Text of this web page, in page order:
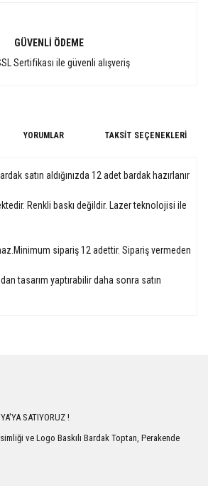
GÜVENLİ ÖDEME
Sertifikası ile güvenli alışveriş
YORUMLAR TAKSIT SEÇENEKLERI
satın aldığınızda 12 adet bardak hazırlanır
Renkli baskı değildir. Lazer teknolojisi ile
sipariş 12 adettir. Sipariş vermeden
tasarım yaptırabilir daha sonra satın
SATIYORUZ !
ve Logo Baskılı Bardak Toptan, Perakende